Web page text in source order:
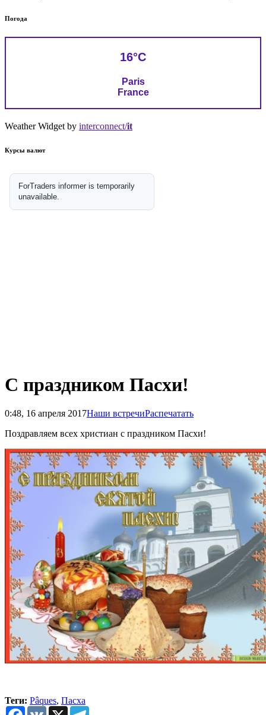
Погода
16°C
Paris
France
Weather Widget by interconnect/it
Курсы валют
С праздником Пасхи!
0:48, 16 апреля 2017Наши встречиРаспечатать
Поздравляем всех христиан с праздником Пасхи!
Теги: Pâques, Пасха
Facebook
VK X